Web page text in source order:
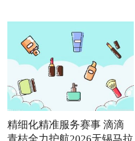
精细化精准服务赛事 滴滴
青桔全力护航2026无锡马拉